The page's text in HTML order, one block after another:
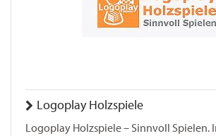
Logoplay Holzspiele
Logoplay Holzspiele – Sinnvoll Spielen.